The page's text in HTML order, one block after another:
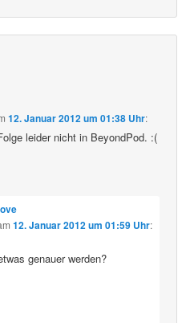
12. Januar 2012 um 01:38 Uhr:
leider nicht in BeyondPod. :(
12. Januar 2012 um 01:59 Uhr:
genauer werden?